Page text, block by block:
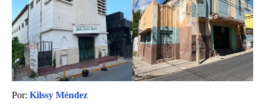
Por: Kilssy Méndez